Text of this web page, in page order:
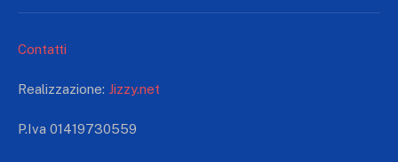
Contatti
Realizzazione: Jizzy.net
P.Iva 01419730559